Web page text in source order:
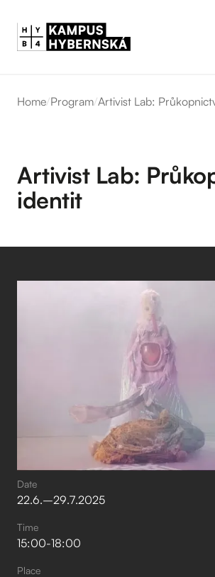
Home/Program/Artivist Lab:
Artivist Lab:
identit
Date
22.6.–⁠29.7.2025
Time
15:00-18:00
Place